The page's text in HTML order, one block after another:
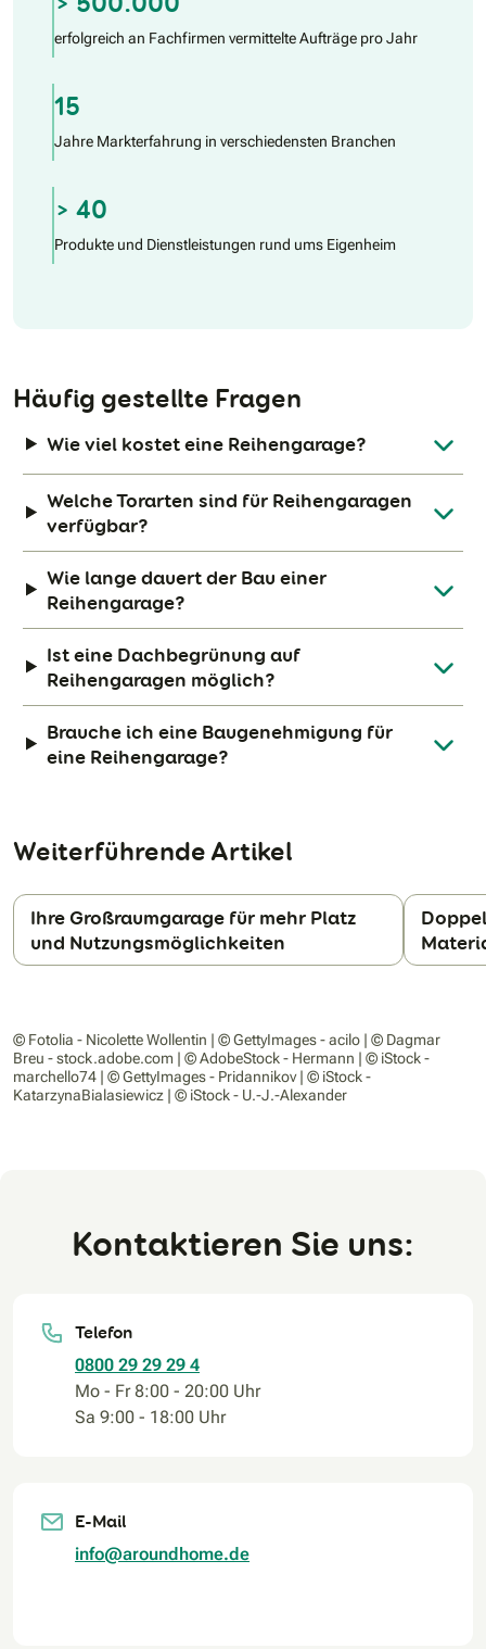
erfolgreich an Fachfirmen vermittelte Aufträge pro Jahr
15
Jahre Markterfahrung in verschiedensten Branchen
> 40
Produkte und Dienstleistungen rund ums Eigenheim
Häufig gestellte Fragen
Wie viel kostet eine Reihengarage?
Welche Torarten sind für Reihengaragen
verfügbar?
Wie lange dauert der Bau einer
Reihengarage?
Ist eine Dachbegrünung auf
Reihengaragen möglich?
Brauche ich eine Baugenehmigung für
eine Reihengarage?
Weiterführende Artikel
Ihre Großraumgarage für mehr Platz
und Nutzungsmöglichkeiten
© Fotolia - Nicolette Wollentin | © GettyImages - acilo | © Dagmar
Breu - stock.adobe.com | © AdobeStock - Hermann | © iStock -
marchello74 | © GettyImages - Pridannikov | © iStock -
KatarzynaBialasiewicz | © iStock - U.-J.-Alexander
Kontaktieren Sie uns:
Telefon
0800 29 29 29 4
Mo - Fr 8:00 - 20:00 Uhr
Sa 9:00 - 18:00 Uhr
E-Mail
info@aroundhome.de